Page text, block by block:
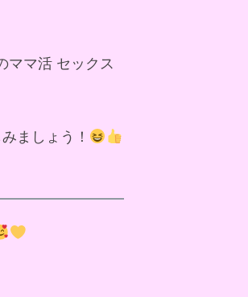
ママ活 セックス
ましょう！